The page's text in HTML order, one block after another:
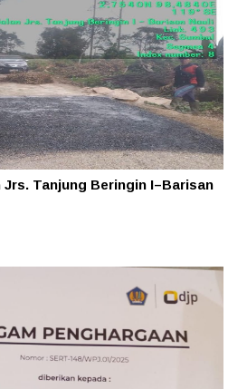
Jrs. Tanjung Beringin I–Barisan